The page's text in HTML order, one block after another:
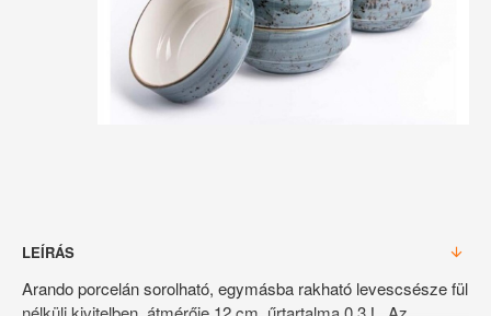
LEÍRÁS
Arando porcelán sorolható, egymásba rakható levescsésze fül